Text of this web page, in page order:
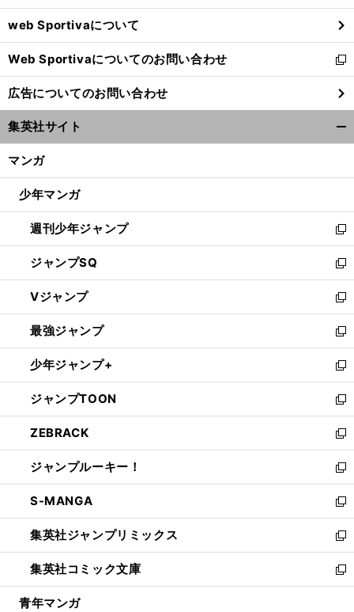
ウ
で
開
く
web Sportivaについて
Web Sportivaについてのお問い合わせ
新
し
い
ウ
ィ
ン
ウ
開
く
広告についてのお問い合わせ
集英社サイト
マンガ
少年マンガ
週刊少年ジャンプ
新
し
い
ウ
ィ
ン
ド
ウ
で
開
く
ジャンプSQ
新
し
い
ウ
ィ
ン
ド
ウ
で
開
く
Vジャンプ
新
し
い
ウ
ィ
ン
ド
ウ
で
開
く
最強ジャンプ
新
し
い
ウ
ィ
ン
ド
ウ
で
開
く
少年ジャンプ+
新
し
い
ウ
ィ
ン
ド
ウ
で
開
く
ジャンプTOON
新
し
い
ウ
ィ
ン
ド
ウ
で
開
く
ZEBRACK
新
し
い
ウ
ィ
ン
ド
ウ
で
開
ジャンプルーキー！
新
し
い
ウ
ィ
ン
ド
ウ
S-MANGA
新
し
い
ウ
ィ
ン
集英社ジャンプリミックス
新
し
い
ウ
集英社コミック文庫
新
し
青年マンガ